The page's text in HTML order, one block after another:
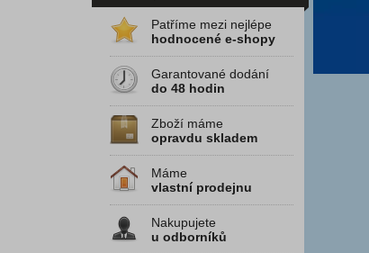
Patříme mezi nejlépe
hodnocené e-shopy
Garantované dodání
do 48 hodin
Zboží máme
opravdu skladem
Máme
vlastní prodejnu
Nakupujete
u odborníků